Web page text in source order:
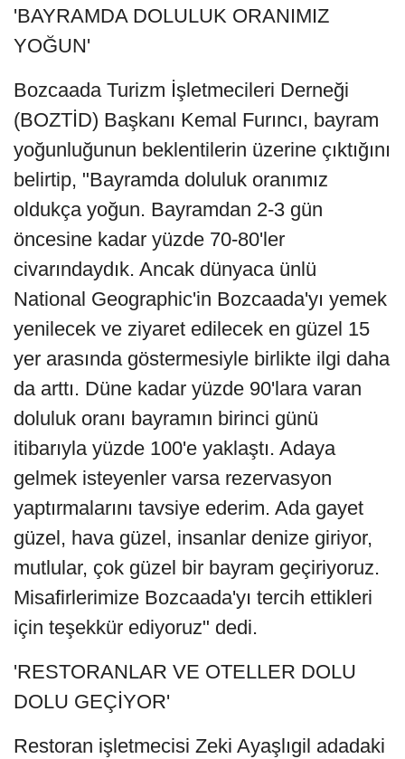
'BAYRAMDA DOLULUK ORANIMIZ
YOĞUN'
Bozcaada Turizm İşletmecileri Derneği
(BOZTİD) Başkanı Kemal Furıncı, bayram
yoğunluğunun beklentilerin üzerine çıktığını
belirtip, "Bayramda doluluk oranımız
oldukça yoğun. Bayramdan 2-3 gün
öncesine kadar yüzde 70-80'ler
civarındaydık. Ancak dünyaca ünlü
National Geographic'in Bozcaada'yı yemek
yenilecek ve ziyaret edilecek en güzel 15
yer arasında göstermesiyle birlikte ilgi daha
da arttı. Düne kadar yüzde 90'lara varan
doluluk oranı bayramın birinci günü
itibarıyla yüzde 100'e yaklaştı. Adaya
gelmek isteyenler varsa rezervasyon
yaptırmalarını tavsiye ederim. Ada gayet
güzel, hava güzel, insanlar denize giriyor,
mutlular, çok güzel bir bayram geçiriyoruz.
Misafirlerimize Bozcaada'yı tercih ettikleri
için teşekkür ediyoruz" dedi.
'RESTORANLAR VE OTELLER DOLU
DOLU GEÇİYOR'
Restoran işletmecisi Zeki Ayaşlıgil adadaki